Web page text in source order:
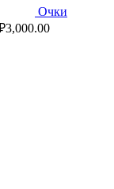
Очки
3,000.00